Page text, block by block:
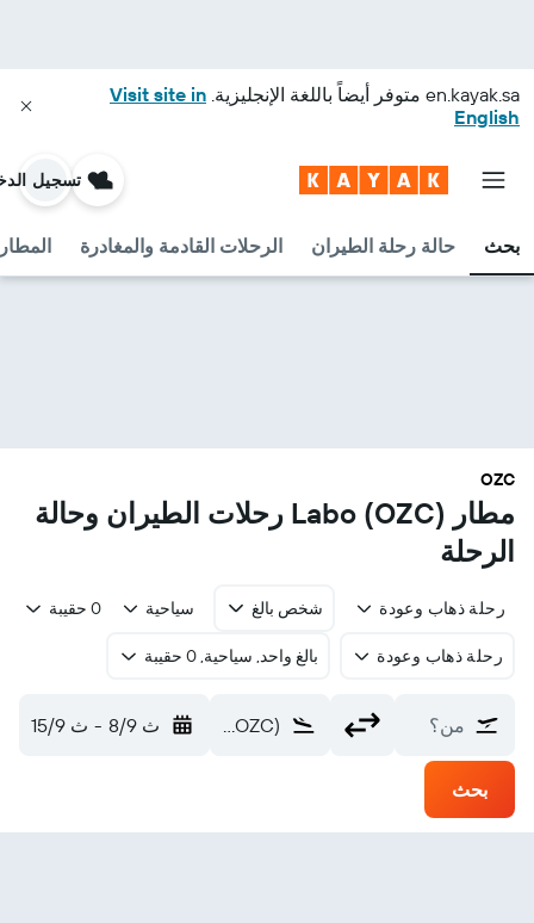
en.kayak.sa متوفر أيضاً باللغة الإنجليزية. Visit site in
English
بحث حالة رحلة الطيران الرحلات القادمة والمغادرة
تسجيل
OZC
مطار Labo (OZC) رحلات الطيران وحالة
الرحلة
رحلة ذهاب وعودة شخص بالغ سياحية 0 حقيبة
رحلة ذهاب وعودة بالغ واحد, سياحية, 0 حقيبة
من؟ Labo (OZC) ث 8/9 - ث 15/9
بحث